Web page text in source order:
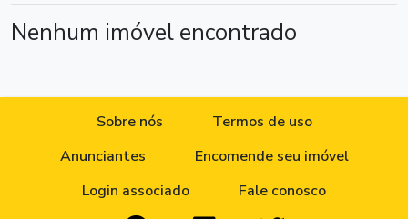
Nenhum imóvel encontrado
Sobre nós
Termos de uso
Anunciantes
Encomende seu imóvel
Login associado
Fale conosco